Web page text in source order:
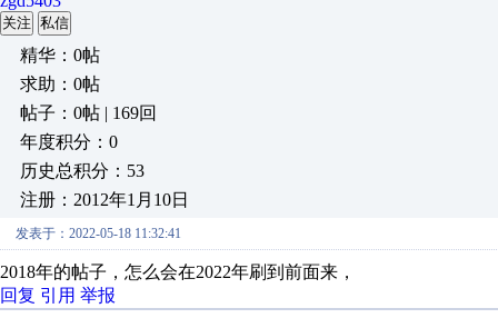
关注 私信
精华：0帖
求助：0帖
帖子：0帖 | 169回
年度积分：0
历史总积分：53
注册：2012年1月10日
发表于：2022-05-18 11:32:41
2018年的帖子，怎么会在2022年刷到前面来，
回复 引用 举报